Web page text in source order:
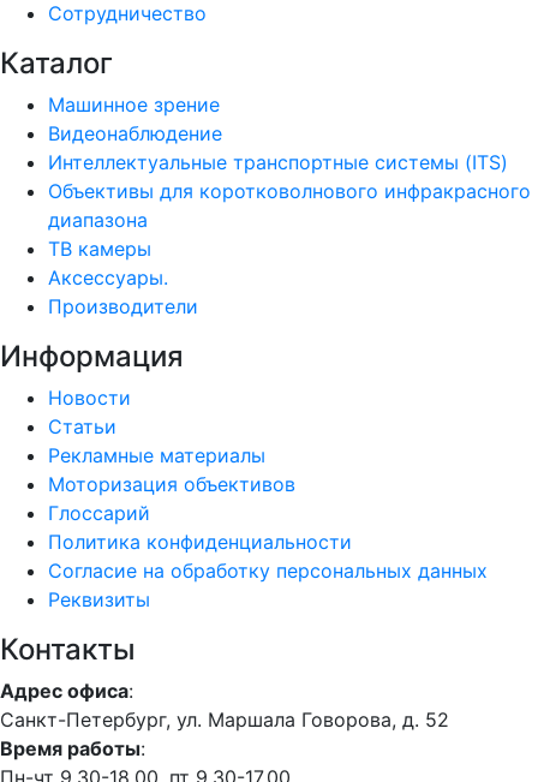
Сотрудничество
Каталог
Машинное зрение
Видеонаблюдение
Интеллектуальные транспортные системы (ITS)
Объективы для коротковолнового инфракрасного
диапазона
ТВ камеры
Аксессуары.
Производители
Информация
Новости
Статьи
Рекламные материалы
Моторизация объективов
Глоссарий
Политика конфиденциальности
Согласие на обработку персональных данных
Реквизиты
Контакты
Адрес офиса:
Санкт-Петербург, ул. Маршала Говорова, д. 52
Время работы:
Пн-чт 9.30-18.00, пт 9.30-17.00